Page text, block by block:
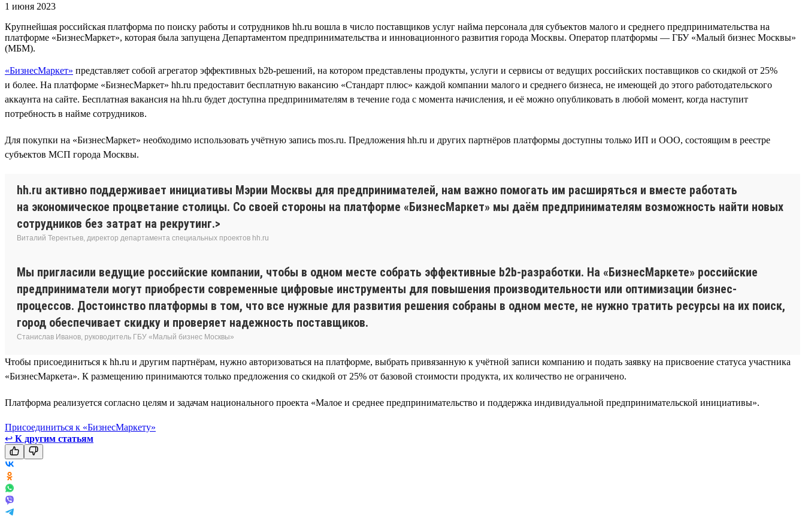
1 июня 2023
Крупнейшая российская платформа по поиску работы и сотрудников hh.ru вошла в число поставщиков услуг найма персонала для субъектов малого и среднего предпринимательства на
платформе «БизнесМаркет», которая была запущена Департаментом предпринимательства и инновационного развития города Москвы. Оператор платформы — ГБУ «Малый бизнес Москвы»
(МБМ).
«БизнесМаркет» представляет собой агрегатор эффективных b2b-решений, на котором представлены продукты, услуги и сервисы от ведущих российских поставщиков со скидкой от 25%
и более. На платформе «БизнесМаркет» hh.ru предоставит бесплатную вакансию «Стандарт плюс» каждой компании малого и среднего бизнеса, не имеющей до этого работодательского
аккаунта на сайте. Бесплатная вакансия на hh.ru будет доступна предпринимателям в течение года с момента начисления, и её можно опубликовать в любой момент, когда наступит
потребность в найме сотрудников.
Для покупки на «БизнесМаркет» необходимо использовать учётную запись mos.ru. Предложения hh.ru и других партнёров платформы доступны только ИП и ООО, состоящим в реестре
субъектов МСП города Москвы.
hh.ru активно поддерживает инициативы Мэрии Москвы для предпринимателей, нам важно помогать им расширяться и вместе работать
на экономическое процветание столицы. Со своей стороны на платформе «БизнесМаркет» мы даём предпринимателям возможность найти новых
сотрудников без затрат на рекрутинг.>
Виталий Терентьев, директор департамента специальных проектов hh.ru
Мы пригласили ведущие российские компании, чтобы в одном месте собрать эффективные b2b-разработки. На «БизнесМаркете» российские
предприниматели могут приобрести современные цифровые инструменты для повышения производительности или оптимизации бизнес-
процессов. Достоинство платформы в том, что все нужные для развития решения собраны в одном месте, не нужно тратить ресурсы на их поиск,
город обеспечивает скидку и проверяет надежность поставщиков.
Станислав Иванов, руководитель ГБУ «Малый бизнес Москвы»
Чтобы присоединиться к hh.ru и другим партнёрам, нужно авторизоваться на платформе, выбрать привязанную к учётной записи компанию и подать заявку на присвоение статуса участника
«БизнесМаркета». К размещению принимаются только предложения со скидкой от 25% от базовой стоимости продукта, их количество не ограничено.
Платформа реализуется согласно целям и задачам национального проекта «Малое и среднее предпринимательство и поддержка индивидуальной предпринимательской инициативы».
Присоединиться к «БизнесМаркету»
↩ К другим статьям